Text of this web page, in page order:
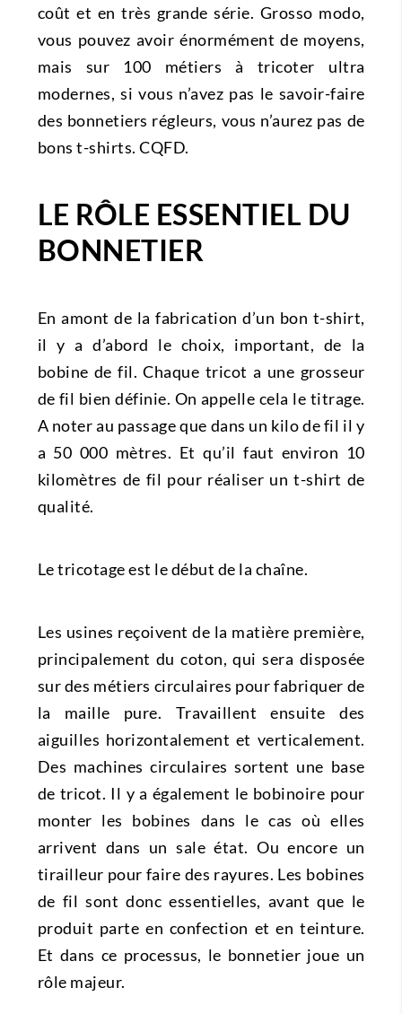
coût et en très grande série. Grosso modo,
vous pouvez avoir énormément de moyens,
mais sur 100 métiers à tricoter ultra
modernes, si vous n’avez pas le savoir-faire
des bonnetiers régleurs, vous n’aurez pas de
bons t-shirts. CQFD.
LE RÔLE ESSENTIEL DU
BONNETIER
En amont de la fabrication d’un bon t-shirt,
il y a d’abord le choix, important, de la
bobine de fil. Chaque tricot a une grosseur
de fil bien définie. On appelle cela le titrage.
A noter au passage que dans un kilo de fil il y
a 50 000 mètres. Et qu’il faut environ 10
kilomètres de fil pour réaliser un t-shirt de
qualité.
Le tricotage est le début de la chaîne.
Les usines reçoivent de la matière première,
principalement du coton, qui sera disposée
sur des métiers circulaires pour fabriquer de
la maille pure. Travaillent ensuite des
aiguilles horizontalement et verticalement.
Des machines circulaires sortent une base
de tricot. Il y a également le bobinoire pour
monter les bobines dans le cas où elles
arrivent dans un sale état. Ou encore un
tirailleur pour faire des rayures. Les bobines
de fil sont donc essentielles, avant que le
produit parte en confection et en teinture.
Et dans ce processus, le bonnetier joue un
rôle majeur.